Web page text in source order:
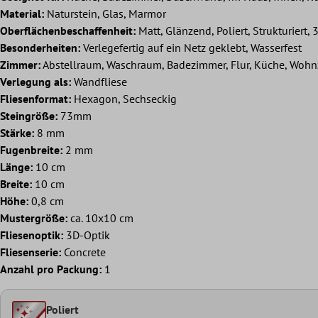
Material: Naturstein, Glas, Marmor
Oberflächenbeschaffenheit: Matt, Glänzend, Poliert, Strukturiert,
Besonderheiten: Verlegefertig auf ein Netz geklebt, Wasserfest
Zimmer:Abstellraum, Waschraum, Badezimmer, Flur, Küche,
Verlegung als: Wandfliese
Fliesenformat: Hexagon, Sechseckig
Steingröße: 73mm
Stärke: 8 mm
Fugenbreite: 2 mm
Länge: 10 cm
Breite: 10 cm
Höhe: 0,8 cm
Mustergröße: ca. 10x10 cm
Fliesenoptik: 3D-Optik
Fliesenserie: Concrete
Anzahl pro Packung: 1
Poliert